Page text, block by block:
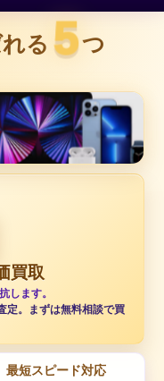
る 5つ
買取
します。
定。まずは無料相談で買
最短スピード対応